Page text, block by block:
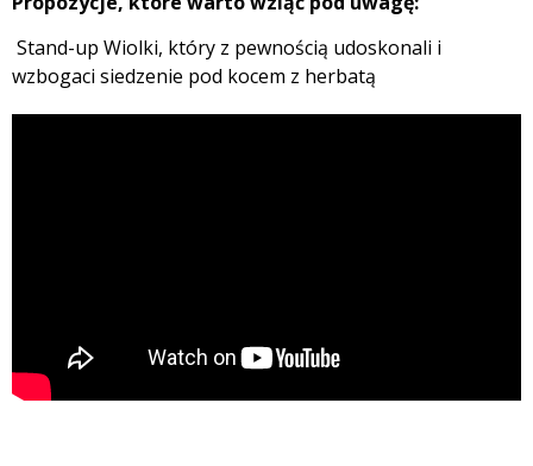
Stand-up Wiolki, który z pewnością udoskonali i
wzbogaci siedzenie pod kocem z herbatą